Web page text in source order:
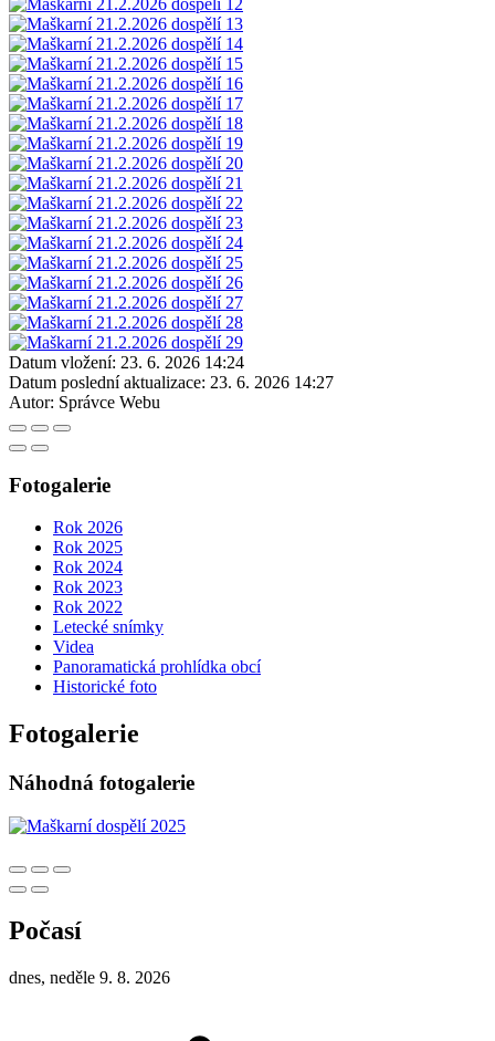
Datum vložení: 23. 6. 2026 14:24
Datum poslední aktualizace: 23. 6. 2026 14:27
Autor: Správce Webu
Fotogalerie
Rok 2026
Rok 2025
Rok 2024
Rok 2023
Rok 2022
Letecké snímky
Videa
Panoramatická prohlídka obcí
Historické foto
Fotogalerie
Náhodná fotogalerie
Počasí
dnes, neděle 9. 8. 2026